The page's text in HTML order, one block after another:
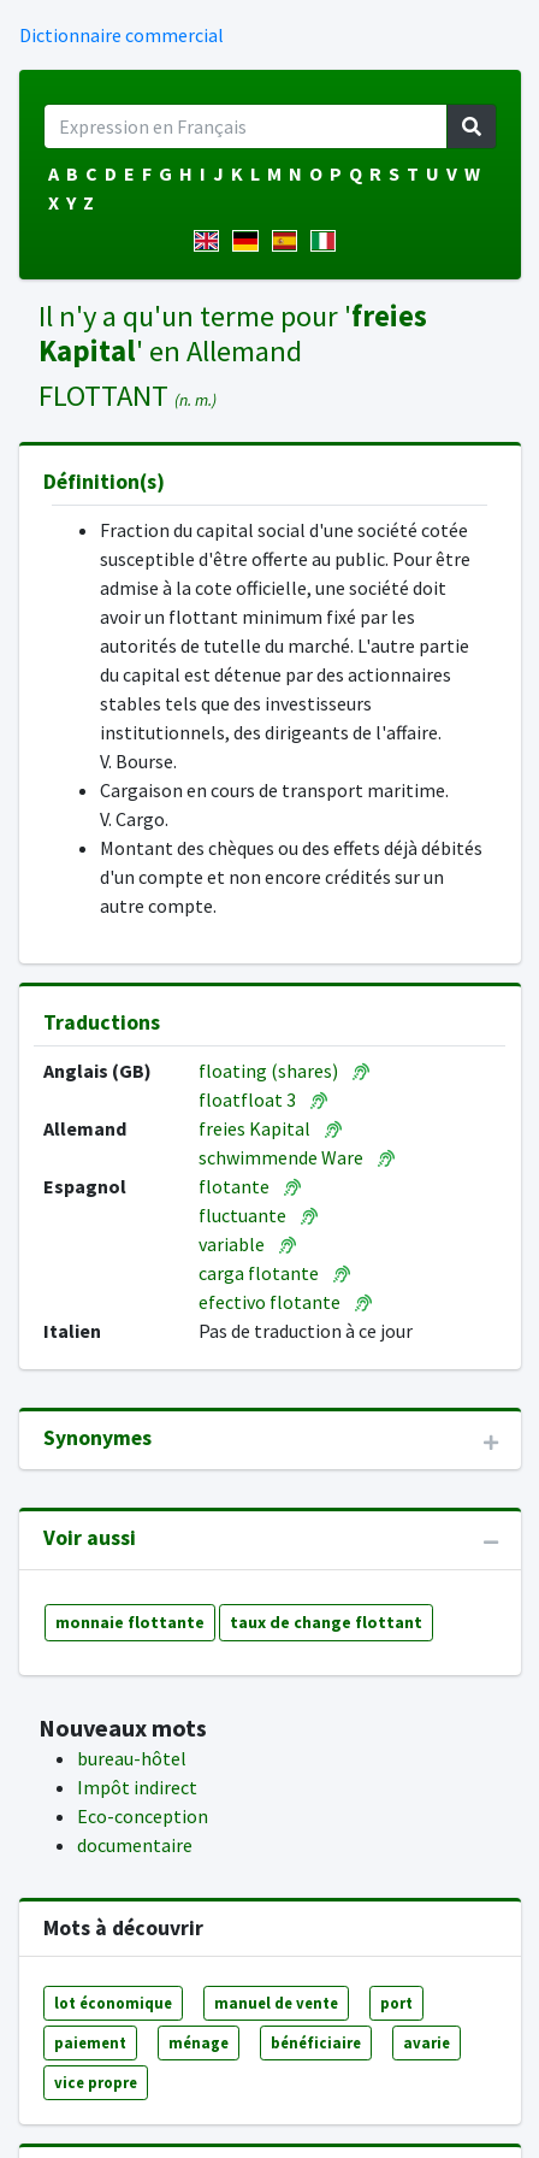
Dictionnaire commercial
A B C D E F G H I J K L M N O P Q R S T U V W
X Y Z
Il n'y a qu'un terme pour 'freies
Kapital' en Allemand
FLOTTANT (n. m.)
Définition(s)
Fraction du capital social d'une société cotée
susceptible d'être offerte au public. Pour être
admise à la cote officielle, une société doit
avoir un flottant minimum fixé par les
autorités de tutelle du marché. L'autre partie
du capital est détenue par des actionnaires
stables tels que des investisseurs
institutionnels, des dirigeants de l'affaire.
V. Bourse.
Cargaison en cours de transport maritime.
V. Cargo.
Montant des chèques ou des effets déjà débités
d'un compte et non encore crédités sur un
autre compte.
Traductions
Anglais (GB)
floating (shares)
floatfloat 3
Allemand
freies Kapital
schwimmende Ware
Espagnol
flotante
fluctuante
variable
carga flotante
efectivo flotante
Italien
Pas de traduction à ce jour
Synonymes
Voir aussi
monnaie flottante taux de change flottant
Nouveaux mots
bureau-hôtel
Impôt indirect
Eco-conception
documentaire
Mots à découvrir
lot économique manuel de vente port
paiement ménage bénéficiaire avarie
vice propre